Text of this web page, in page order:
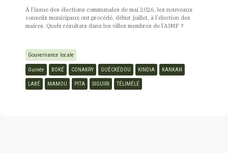
À l'issue des élections communales de mai 2026, les nouveaux
conseils municipaux ont procédé, début juillet, à l'élection des
maires. Quels résultats dans les villes membres de l’AIMF ?
Gouvernance locale
Guinée BOKÉ CONAKRY GUÉCKÉDOU KINDIA KANKAN
LABÉ MAMOU PITA SIGUIRI TÉLIMÉLÉ